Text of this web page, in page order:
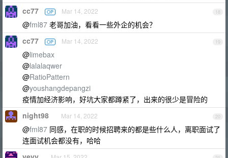
18
cc77 OP Mar 14, 2022
@fml87 老哥加油，看看一些外企的机会？
19
cc77 OP Mar 14, 2022
@limebax
@lalalaqwer
@RatioPattern
@youshangdepangzi
疫情加经济影响，好坑大家都蹲紧了，出来的很少是冒险的
20
night98 Mar 14, 2022
@fml87 同感，在职的时候招聘来的都是些什么人，离职面试了
连面试机会都没有，哈哈